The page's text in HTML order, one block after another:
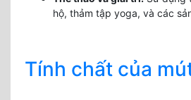
hộ, thảm tập yoga, và các
Tính chất của